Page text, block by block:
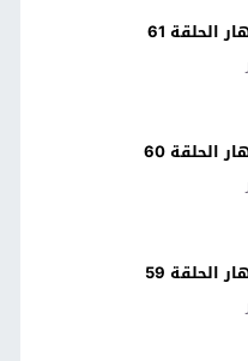
الحلقة 61
الحلقة 60
الحلقة 59